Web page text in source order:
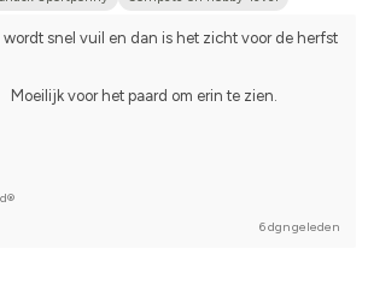
wordt snel vuil en dan is het zicht voor de herfst
Moeilijk voor het paard om erin te zien.
6 dgn geleden